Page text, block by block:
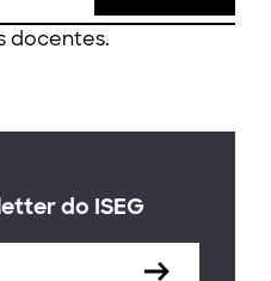
docentes.
do ISEG